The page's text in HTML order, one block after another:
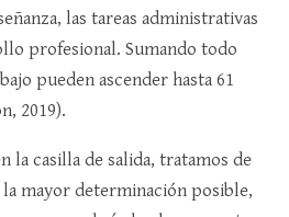
las tareas administrativas
profesional. Sumando todo
pueden ascender hasta 61
2019).
la casilla de salida, tratamos de
mayor determinación posible,